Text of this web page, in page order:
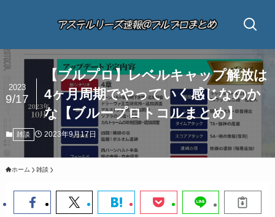
【ブルプロ】レベルキャップ解放は
4ヶ月周期でやっていく感じなのか
な【ブループロトコルまとめ】
2023
9/17
雑談 2023年9月17日
ホーム 雑談